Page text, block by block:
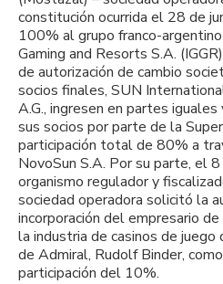
constitución ocurrida el 28 de
100% al grupo franco-
Gaming and Resorts S.A.
de autorización de cambio
socios finales, SUN
A.G., ingresen en partes
sus socios por parte de la
participación total de 80% a
NovoSun S.A. Por su parte, el
organismo regulador y
sociedad operadora solicitó la
incorporación del empresario
la industria de casinos de
de Admiral, Rudolf Binder,
participación del 10%.